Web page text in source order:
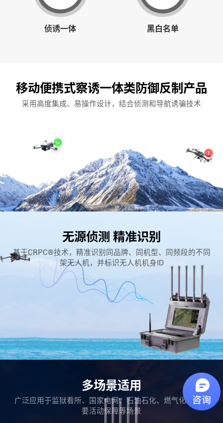
侦诱一体 黑白名单
移动便携式察诱一体类防御反制产品
采用高度集成、易操作设计，结合侦测和导航诱骗技术
无源侦测 精准识别
基于CRPC®技术，精准识别同品牌、同机型、同频段的不同
架无人机，并标识无人机机身ID
多场景适用
广泛应用于监狱看所、国家电网、石油石化、燃气化工、重
要活动保障等场景